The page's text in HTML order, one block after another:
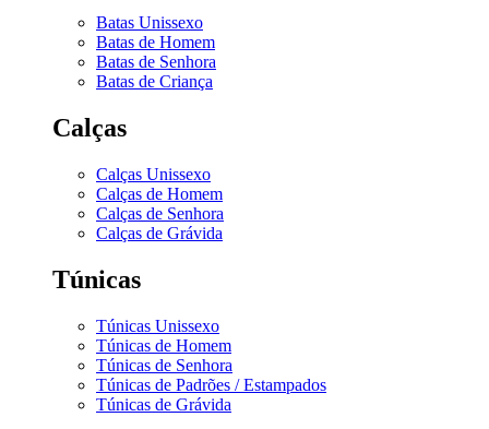
Batas Unissexo
Batas de Homem
Batas de Senhora
Batas de Criança
Calças
Calças Unissexo
Calças de Homem
Calças de Senhora
Calças de Grávida
Túnicas
Túnicas Unissexo
Túnicas de Homem
Túnicas de Senhora
Túnicas de Padrões / Estampados
Túnicas de Grávida